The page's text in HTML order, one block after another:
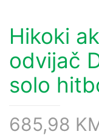
Hikoki
odvijač
solo
685,98